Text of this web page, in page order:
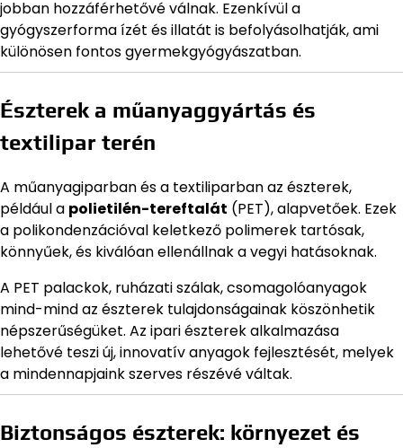
jobban hozzáférhetővé válnak. Ezenkívül a
gyógyszerforma ízét és illatát is befolyásolhatják, ami
különösen fontos gyermekgyógyászatban.
Észterek a műanyaggyártás és
textilipar terén
A műanyagiparban és a textiliparban az észterek,
például a polietilén-tereftalát (PET), alapvetőek. Ezek
a polikondenzációval keletkező polimerek tartósak,
könnyűek, és kiválóan ellenállnak a vegyi hatásoknak.
A PET palackok, ruházati szálak, csomagolóanyagok
mind-mind az észterek tulajdonságainak köszönhetik
népszerűségüket. Az ipari észterek alkalmazása
lehetővé teszi új, innovatív anyagok fejlesztését, melyek
a mindennapjaink szerves részévé váltak.
Biztonságos észterek: környezet és